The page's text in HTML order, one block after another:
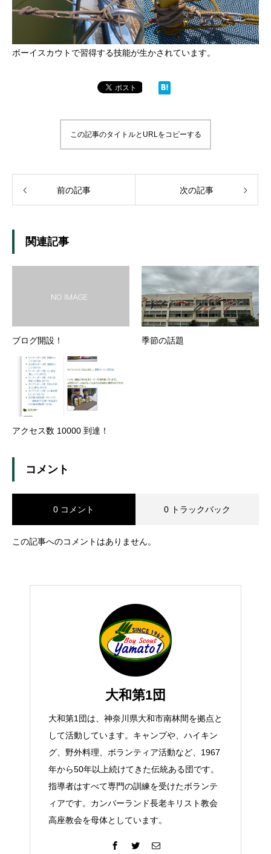
ボーイスカウトで習得する技能が生かされています。
この記事のタイトルとURLをコピーする
前の記事 次の記事
関連記事
ブログ開設！ 季節の話題
アクセス数 10000 到達！
コメント
0 コメント 0 トラックバック
この記事へのコメントはありません。
大和第1団
大和第1団は、神奈川県大和市南林間を拠点と
して活動しています。キャンプや、ハイキン
グ、野外料理、ボランティア活動など、1967
年から50年以上続けてきた伝統ある団です。
指導者はすべて専門の訓練を受けたボランテ
ィアです。カンバーランド長老キリスト教会
高座教会を母体としています。